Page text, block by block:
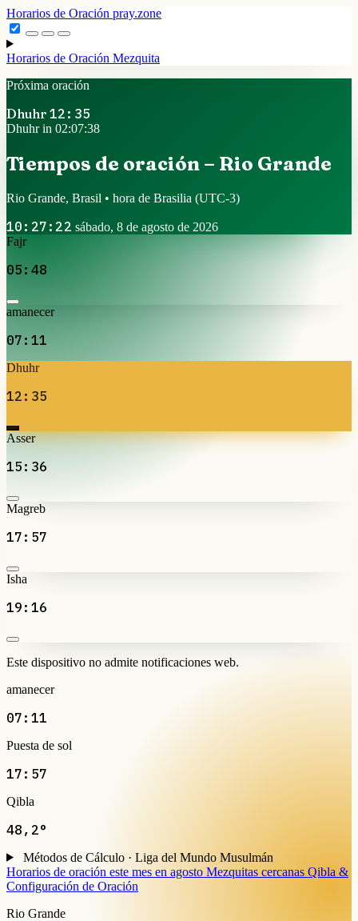
Horarios de Oración pray.zone
Horarios de Oración Mezquita
Próxima oración
Dhuhr 12:35
Dhuhr in 02:07:38
Tiempos de oración – Rio Grande
Rio Grande, Brasil • hora de Brasilia (UTC-3)
10:27:22 sábado, 8 de agosto de 2026
Fajr
05:48
amanecer
07:11
Dhuhr
12:35
Asser
15:36
Magreb
17:57
Isha
19:16
Este dispositivo no admite notificaciones web.
amanecer
07:11
Puesta de sol
17:57
Qibla
48,2°
Métodos de Cálculo · Liga del Mundo Musulmán
Horarios de oración este mes en agosto Mezquitas cercanas Qibla &
Configuración de Oración
Rio Grande